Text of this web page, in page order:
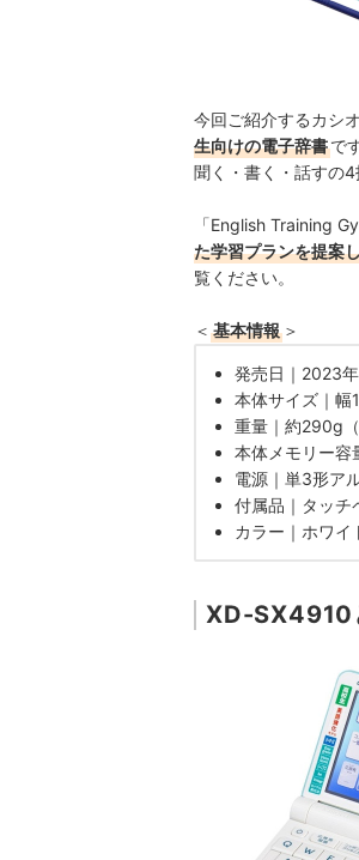
今回ご紹介するカシ
生向けの電子辞書で
聞く・書く・話すの4
「English Training
た学習プランを提案
覧ください。
＜ 基本情報 ＞
発売日｜2023
本体サイズ｜幅
重量｜約290g（
本体メモリー
電源｜単3形ア
付属品｜タッチ
カラー｜ホワイ
XD-SX4910